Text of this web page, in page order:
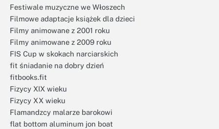
Festiwale muzyczne we Włoszech
Filmowe adaptacje książek dla dzieci
Filmy animowane z 2001 roku
Filmy animowane z 2009 roku
FIS Cup w skokach narciarskich
fit śniadanie na dobry dzień
fitbooks.fit
Fizycy XIX wieku
Fizycy XX wieku
Flamandzcy malarze barokowi
flat bottom aluminum jon boat